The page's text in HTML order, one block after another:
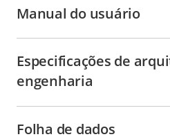
Manual do usuário
Especificações de
engenharia
Folha de dados